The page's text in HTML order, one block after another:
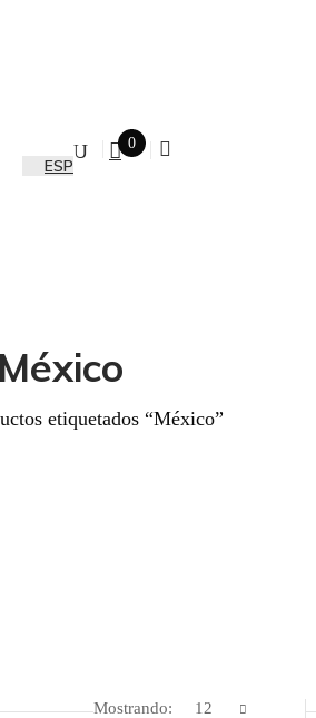
ESP
0
México
etiquetados “México”
Mostrando: 12